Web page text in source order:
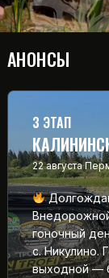
АНОНСЫ
3 ЭТАП
22 августа
гоночный
с. Никулино.
выходной —